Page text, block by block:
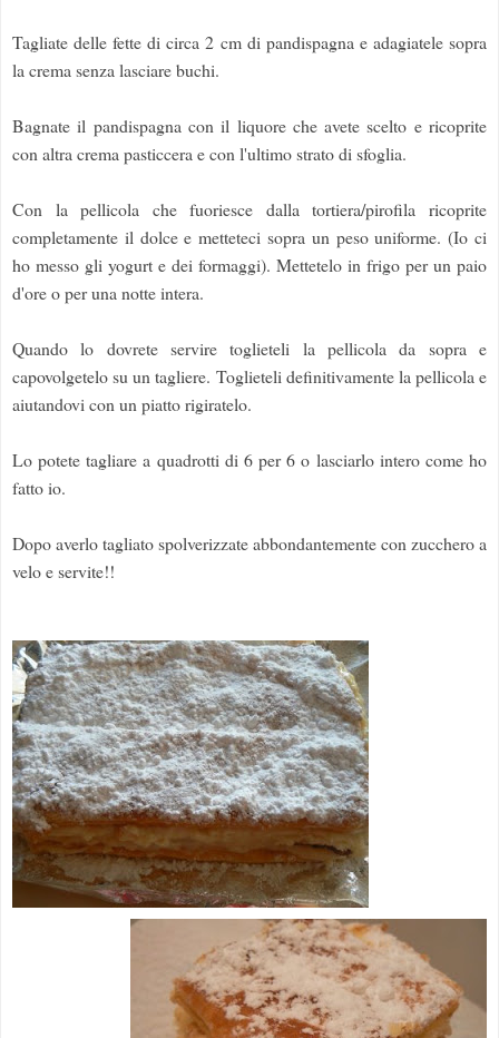
Tagliate delle fette di circa 2 cm di pandispagna e adagiatele sopra
la crema senza lasciare buchi.
Bagnate il pandispagna con il liquore che avete scelto e ricoprite
con altra crema pasticcera e con l'ultimo strato di sfoglia.
Con la pellicola che fuoriesce dalla tortiera/pirofila ricoprite
completamente il dolce e metteteci sopra un peso uniforme. (Io ci
ho messo gli yogurt e dei formaggi). Mettetelo in frigo per un paio
d'ore o per una notte intera.
Quando lo dovrete servire toglieteli la pellicola da sopra e
capovolgetelo su un tagliere. Toglieteli definitivamente la pellicola e
aiutandovi con un piatto rigiratelo.
Lo potete tagliare a quadrotti di 6 per 6 o lasciarlo intero come ho
fatto io.
Dopo averlo tagliato spolverizzate abbondantemente con zucchero a
velo e servite!!